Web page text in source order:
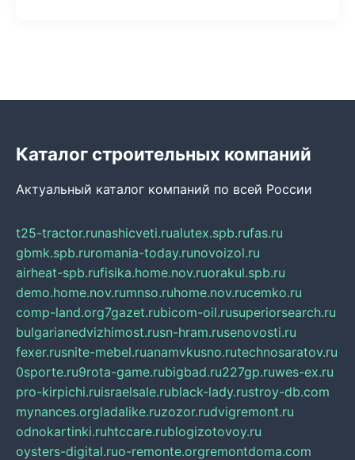
Каталог строительных компаний
Актуальный каталог компаний по всей России
t25-tractor.runashicveti.rualutex.spb.rufas.ru
gbmk.spb.ruromania-today.runovoizol.ru
airheat-spb.rufisika.home.nov.ruorakul.spb.ru
demo.home.nov.rumnso.ruhome.nov.rucemko.ru
comp-land.org7gazet.rubicom-oil.rusuperiorsearch.ru
bulgarianedvizhimost.rusn-hram.rusenovosti.ru
fexer.rusnite-mebel.ruanamvkusno.rutechnosaratov.ru
0sporte.ru9rota-game.rubigbad.ru227gp.ruwes-ex.ru
pro-kirpichi.ruisraelsale.rublack-lady.rustroy-db.com
mynances.orgladalike.ruzozor.rudvigremont.ru
odnokartinki.ruhtccare.rublogizotovoy.ru
oysters-digital.ruo-remonte.orgremontdoma.com